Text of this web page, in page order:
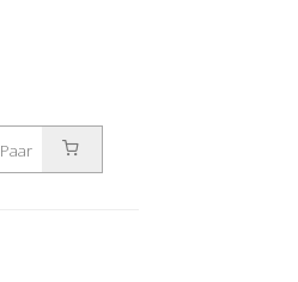
Paar